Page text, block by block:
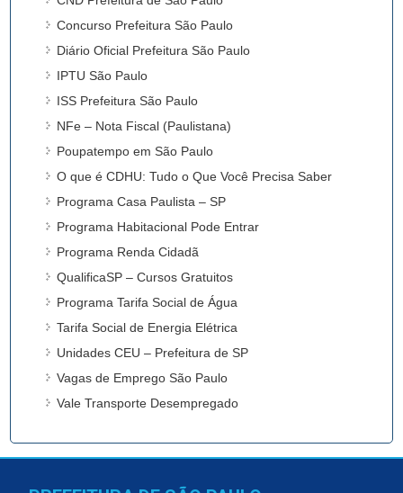
Concurso Prefeitura São Paulo
Diário Oficial Prefeitura São Paulo
IPTU São Paulo
ISS Prefeitura São Paulo
NFe – Nota Fiscal (Paulistana)
Poupatempo em São Paulo
O que é CDHU: Tudo o Que Você Precisa Saber
Programa Casa Paulista – SP
Programa Habitacional Pode Entrar
Programa Renda Cidadã
QualificaSP – Cursos Gratuitos
Programa Tarifa Social de Água
Tarifa Social de Energia Elétrica
Unidades CEU – Prefeitura de SP
Vagas de Emprego São Paulo
Vale Transporte Desempregado